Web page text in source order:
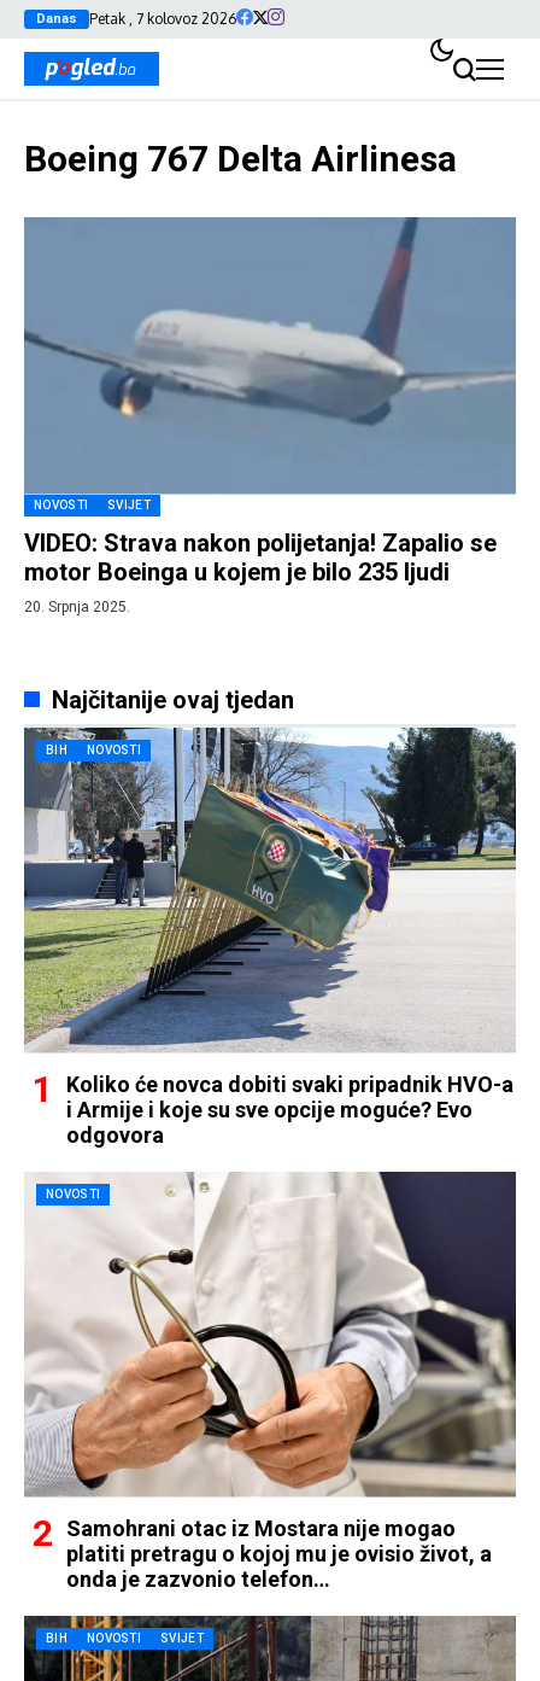
Danas Petak , 7 kolovoz 2026
Boeing 767 Delta Airlinesa
NOVOSTI SVIJET
VIDEO: Strava nakon polijetanja! Zapalio se
motor Boeinga u kojem je bilo 235 ljudi
20. Srpnja 2025.
Najčitanije ovaj tjedan
BIH NOVOSTI
Koliko će novca dobiti svaki pripadnik HVO-a
i Armije i koje su sve opcije moguće? Evo
odgovora
NOVOSTI
Samohrani otac iz Mostara nije mogao
platiti pretragu o kojoj mu je ovisio život, a
onda je zazvonio telefon…
BIH NOVOSTI SVIJET